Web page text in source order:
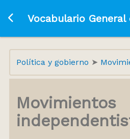
Ir a la página principal
Vocabulario General
Política y gobierno
Movimientos